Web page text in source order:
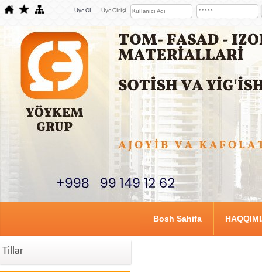
Üye Ol Üye Girişi
Bosh Sahifa
Tillar